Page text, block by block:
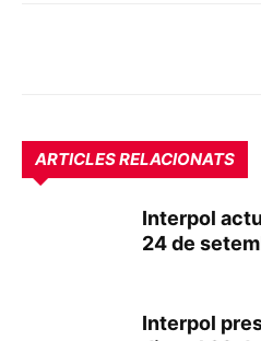
ARTICLES RELACIONATS
Interpol
24 de
Interpol